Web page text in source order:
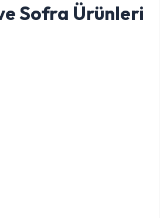
Sofra Ürünleri